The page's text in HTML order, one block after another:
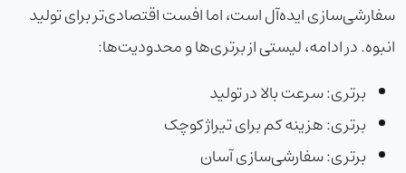
سفارشی‌سازی ایده‌آل است، اما افست اقتصادی‌تر برای تولید
انبوه. در ادامه، لیستی از برتری‌ها و محدودیت‌ها:
برتری: سرعت بالا در تولید
برتری: هزینه کم برای تیراژ کوچک
برتری: سفارشی‌سازی آسان